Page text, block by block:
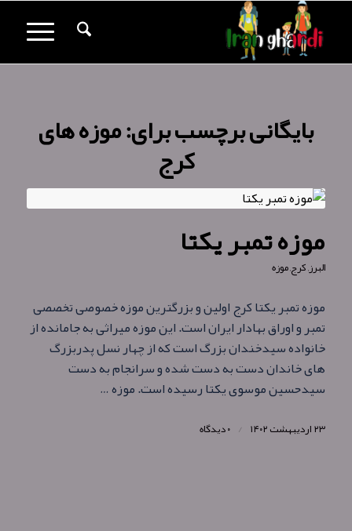
بایگانی برچسب برای:موزه های
کرج
موزه تمبر یکتا
البرز,کرج,موزه
موزه تمبر یکتا کرج اولین و بزرگترین موزه خصوصی تخصصی
تمبر و اوراق بهادار ایران است. این موزه میراثی به جامانده از
خانواده سیدخندان بزرگ است که از چهار نسل پدربزرگ‌
های خاندان دست به دست شده و سرانجام به دست
سیدحسین موسوی یکتا رسیده است. موزه …
۲۳ اردیبهشت ۱۴۰۲ / ۰ دیدگاه